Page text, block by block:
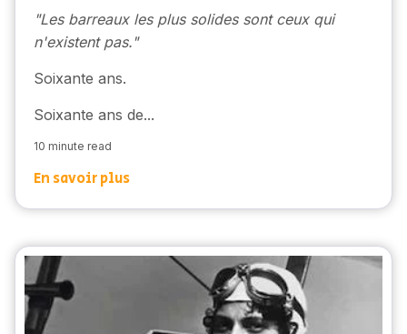
"Les barreaux les plus solides sont ceux qui
n'existent pas."
Soixante ans.
Soixante ans de...
10 minute read
En savoir plus